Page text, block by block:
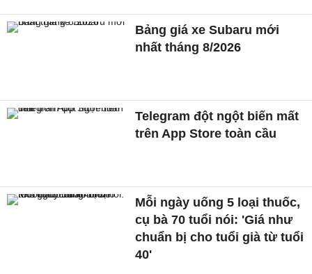
Bảng giá xe Subaru mới
nhất tháng 8/2026
Telegram đột ngột biến mất
trên App Store toàn cầu
Mỗi ngày uống 5 loại thuốc,
cụ bà 70 tuổi nói: 'Giá như
chuẩn bị cho tuổi già từ tuổi
40'